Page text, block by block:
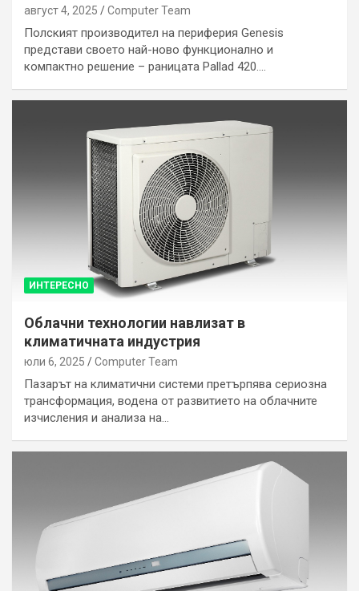
август 4, 2025 Computer Team
Полският производител на периферия Genesis
представи своето най-ново функционално и
компактно решение – раницата Pallad 420.…
ИНТЕРЕСНО
Облачни технологии навлизат в
климатичната индустрия
юли 6, 2025 Computer Team
Пазарът на климатични системи претърпява сериозна
трансформация, водена от развитието на облачните
изчисления и анализа на…